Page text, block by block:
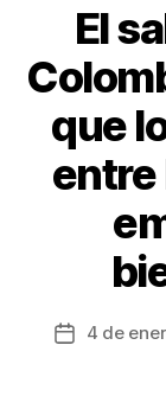
El
que
entre
Fecha
4 de